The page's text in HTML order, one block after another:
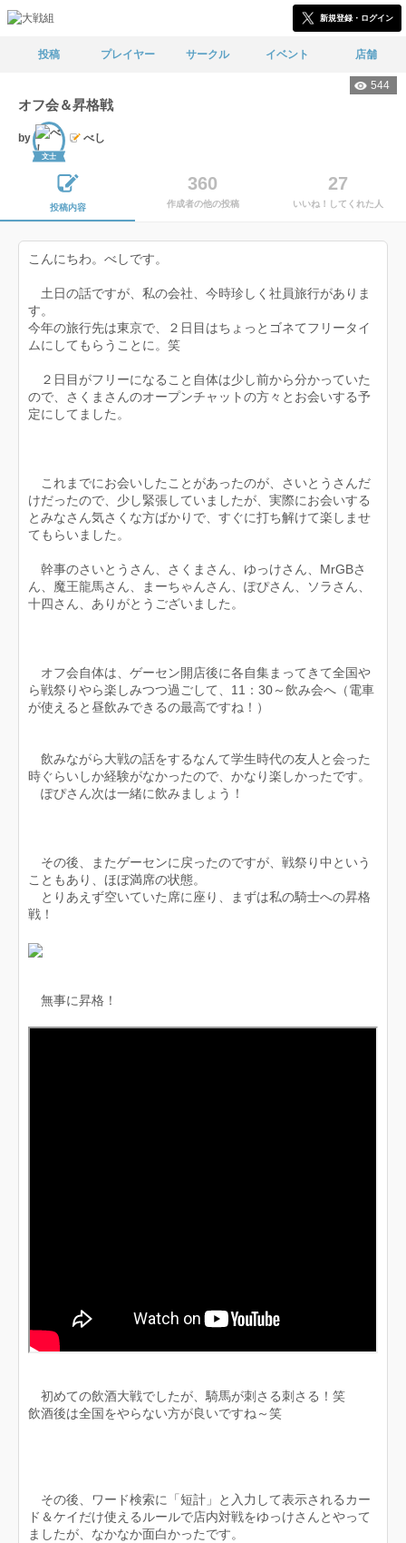
新規登録・ログイン
投稿 プレイヤー サークル イベント 店舗
544
オフ会＆昇格戦
by
文士
べし
投稿内容
360
作成者の他の投稿
27
いいね！してくれた人
こんにちわ。べしです。
土日の話ですが、私の会社、今時珍しく社員旅行がありま
す。
今年の旅行先は東京で、２日目はちょっとゴネてフリータイ
ムにしてもらうことに。笑
２日目がフリーになること自体は少し前から分かっていた
ので、さくまさんのオープンチャットの方々とお会いする予
定にしてました。
これまでにお会いしたことがあったのが、さいとうさんだ
けだったので、少し緊張していましたが、実際にお会いする
とみなさん気さくな方ばかりで、すぐに打ち解けて楽しませ
てもらいました。
幹事のさいとうさん、さくまさん、ゆっけさん、MrGBさ
ん、魔王龍馬さん、まーちゃんさん、ぽぴさん、ソラさん、
十四さん、ありがとうございました。
オフ会自体は、ゲーセン開店後に各自集まってきて全国や
ら戦祭りやら楽しみつつ過ごして、11：30～飲み会へ（電車
が使えると昼飲みできるの最高ですね！）
飲みながら大戦の話をするなんて学生時代の友人と会った
時ぐらいしか経験がなかったので、かなり楽しかったです。
ぽぴさん次は一緒に飲みましょう！
その後、またゲーセンに戻ったのですが、戦祭り中という
こともあり、ほぼ満席の状態。
とりあえず空いていた席に座り、まずは私の騎士への昇格
戦！
無事に昇格！
初めての飲酒大戦でしたが、騎馬が刺さる刺さる！笑
飲酒後は全国をやらない方が良いですね～笑
その後、ワード検索に「短計」と入力して表示されるカー
ド＆ケイだけ使えるルールで店内対戦をゆっけさんとやって
ましたが、なかなか面白かったです。